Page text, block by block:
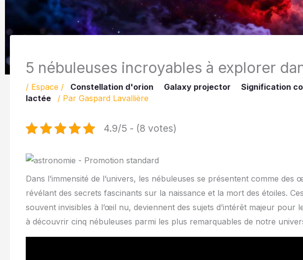
5 nébuleuses incroyables à explorer
/ Espace / Constellation d'orion Galaxy projector Signification
lactée
/ Par Gaspard Lavallière
4.9/5 - (8 votes)
Dans l’immensité de l’univers, les nébuleuses se présentent comme des
révélant des secrets fascinants sur la naissance et la mort des étoiles.
souvent invisibles à l’œil nu, deviennent des sujets d’intérêt majeur pour
à découvrir cinq nébuleuses parmi les plus remarquables de notre